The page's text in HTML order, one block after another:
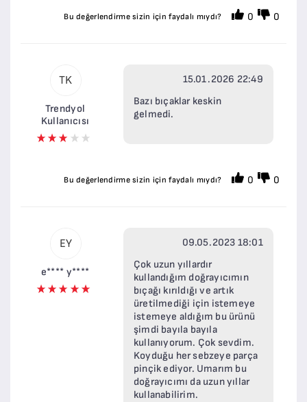
Bu değerlendirme sizin için faydalı mıydı? 0 0
TK
Trendyol
Kullanıcısı
15.01.2026 22:49
Bazı bıçaklar keskin
gelmedi.
Bu değerlendirme sizin için faydalı mıydı? 0 0
EY
e**** y****
09.05.2023 18:01
Çok uzun yıllardır
kullandığım doğrayıcımın
bıçağı kırıldığı ve artık
üretilmediği için istemeye
istemeye aldığım bu ürünü
şimdi bayıla bayıla
kullanıyorum. Çok sevdim.
Koyduğu her sebzeye parça
pinçik ediyor. Umarım bu
doğrayıcımı da uzun yıllar
kullanabilirim.